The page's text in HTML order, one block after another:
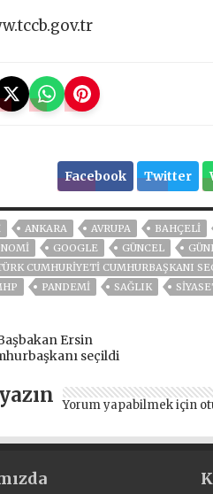
Facebook Twitter
ANKARA AVRUPA BAHÇELİ
GOOGLE GÜNCEL
CUMHURIYETI CUMHURBAŞKANI
PANDEMİ SAĞLIK
Ersin
seçildi
Yorum yapabilmek için